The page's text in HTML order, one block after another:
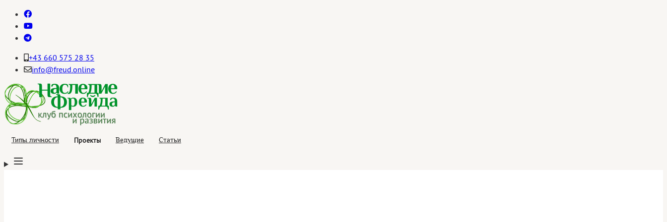
+43 660 575 28 35
info@freud.online
Типы личности Проекты Ведущие Статьи